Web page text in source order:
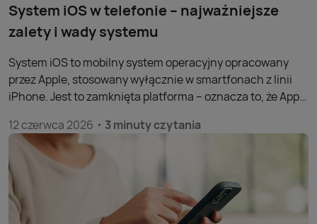
System iOS w telefonie – najważniejsze
zalety i wady systemu
System iOS to mobilny system operacyjny opracowany
przez Apple, stosowany wyłącznie w smartfonach z linii
iPhone. Jest to zamknięta platforma – oznacza to, że Apple
jak i sprzętem, na którym iOS działa. W przeciwieństwie do
systemów otwartych, ta filozofia projektowania przekłada
się na ścisłą integrację komponentów i wysoką
przewidywalność działania urządzenia. Zanim
zdecydujesz się na iPhone'a, warto poznać konkretne
zalety i ograniczenia systemu iOS, by wybrać urządzenie
12 czerwca 2026 3 minuty czytania